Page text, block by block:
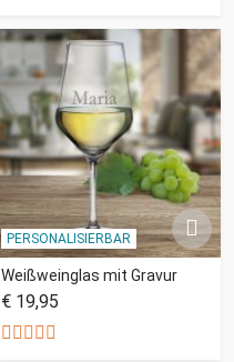
PERSONALISIERBAR
Weißweinglas mit Gravur
€ 19,95